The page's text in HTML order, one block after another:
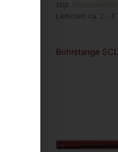
zzgl. Versandkosten
Lieferzeit: ca. 2 - 3
Bohrstange